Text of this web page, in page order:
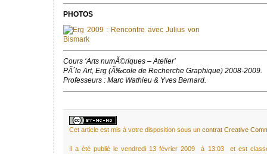
PHOTOS
Cours ‘Arts numÃ©riques – Atelier’
PÃ´le Art, Erg (Ã‰cole de Recherche Graphique) 2008-2009.
Professeurs : Marc Wathieu & Yves Bernard.
Cet article est mis à votre disposition sous un contrat Creative
Il a été publié le vendredi 13 février 2009 à 13:03 et est